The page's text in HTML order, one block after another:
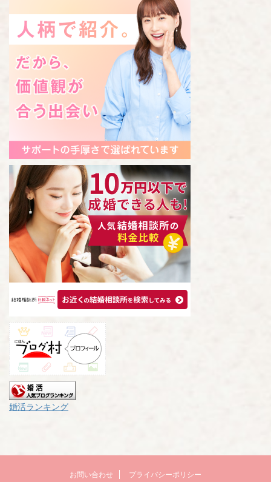
婚活ランキング
お問い合わせ プライバシーポリシー